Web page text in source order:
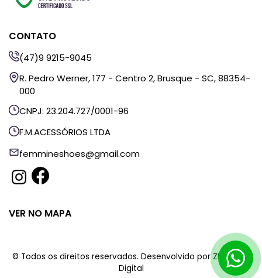
CONTATO
(47)9 9215-9045
R. Pedro Werner, 177 - Centro 2, Brusque - SC, 88354-
000
CNPJ: 23.204.727/0001-96
F.M.ACESSÓRIOS LTDA
femmineshoes@gmail.com
VER NO MAPA
© Todos os direitos reservados. Desenvolvido por ZHF Mídia
Digital